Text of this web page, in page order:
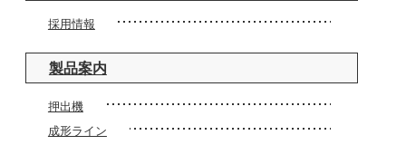
採用情報
製品案内
押出機
成形ライン